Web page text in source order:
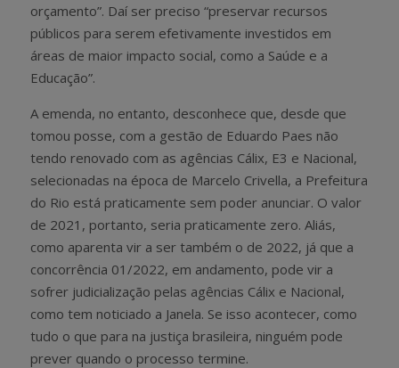
orçamento”. Daí ser preciso “preservar recursos
públicos para serem efetivamente investidos em
áreas de maior impacto social, como a Saúde e a
Educação”.
A emenda, no entanto, desconhece que, desde que
tomou posse, com a gestão de Eduardo Paes não
tendo renovado com as agências Cálix, E3 e Nacional,
selecionadas na época de Marcelo Crivella, a Prefeitura
do Rio está praticamente sem poder anunciar. O valor
de 2021, portanto, seria praticamente zero. Aliás,
como aparenta vir a ser também o de 2022, já que a
concorrência 01/2022, em andamento, pode vir a
sofrer judicialização pelas agências Cálix e Nacional,
como tem noticiado a Janela. Se isso acontecer, como
tudo o que para na justiça brasileira, ninguém pode
prever quando o processo termine.